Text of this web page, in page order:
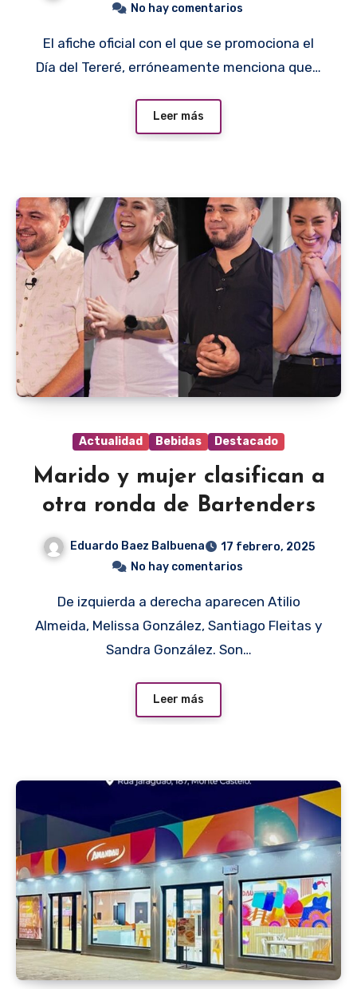
No hay comentarios
El afiche oficial con el que se promociona el
Día del Tereré, erróneamente menciona que…
Leer más
Actualidad Bebidas Destacado
Marido y mujer clasifican a
otra ronda de Bartenders
Eduardo Baez Balbuena
17 febrero, 2025
No hay comentarios
De izquierda a derecha aparecen Atilio
Almeida, Melissa González, Santiago Fleitas y
Sandra González. Son…
Leer más